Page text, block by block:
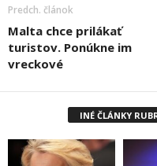
Predch. článok
Malta chce prilákať
turistov. Ponúkne im
vreckové
INÉ ČLÁNKY